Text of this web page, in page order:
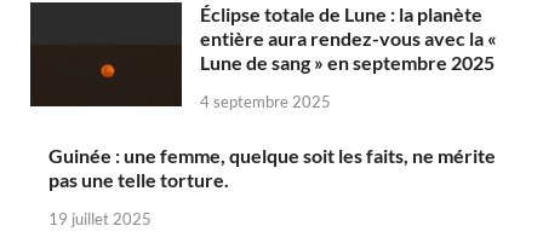
Éclipse totale de Lune : la planète
entière aura rendez-vous avec la «
Lune de sang » en septembre 2025
4 septembre 2025
Guinée : une femme, quelque soit les faits, ne mérite
pas une telle torture.
19 juillet 2025